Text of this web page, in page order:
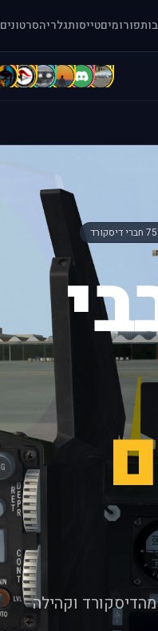
פורומיםטייסותגלריהסרטונים
[
a
A
a
A
A
וקהילה